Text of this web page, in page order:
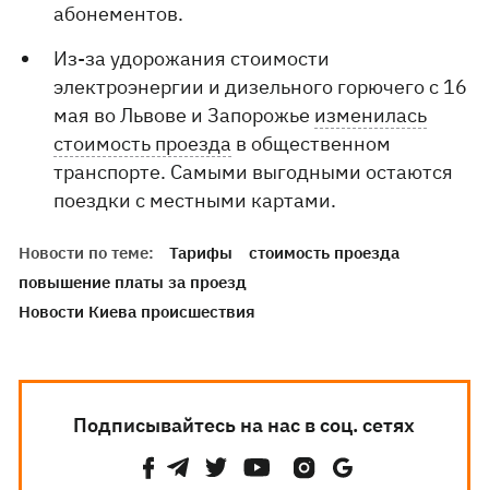
абонементов.
Из-за удорожания стоимости
электроэнергии и дизельного горючего с 16
мая во Львове и Запорожье изменилась
стоимость проезда в общественном
транспорте. Самыми выгодными остаются
поездки с местными картами.
Новости по теме: Тарифы
стоимость проезда
повышение платы за проезд
Новости Киева происшествия
Подписывайтесь на нас в соц. сетях